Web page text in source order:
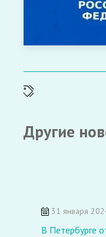
Другие
31 января
В Петербурге